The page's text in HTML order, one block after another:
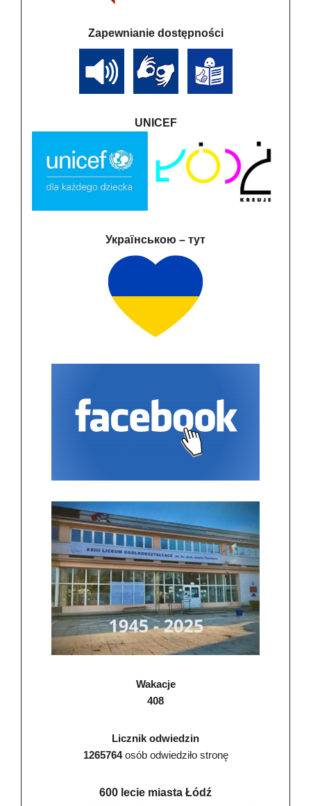
Zapewnianie dostępności
UNICEF
Українською – тут
Wakacje
408
Licznik odwiedzin
1265764osób odwiedziło stronę
600 lecie miasta Łódź